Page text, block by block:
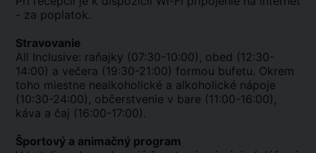
- za poplatok.
Stravovanie
All Inclusive: raňajky (07:30-10:00), obed (12:30-
14:00) a večera (19:30-21:00) formou bufetu. Okrem
toho miestne nealkoholické a alkoholické nápoje
(10:30-24:00), občerstvenie v bare (11:00-16:00),
káva a čaj (16:00-17:00).
Športový a animačný program